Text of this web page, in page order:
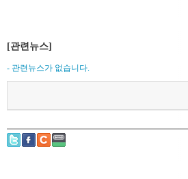
[관련뉴스]
- 관련뉴스가 없습니다.